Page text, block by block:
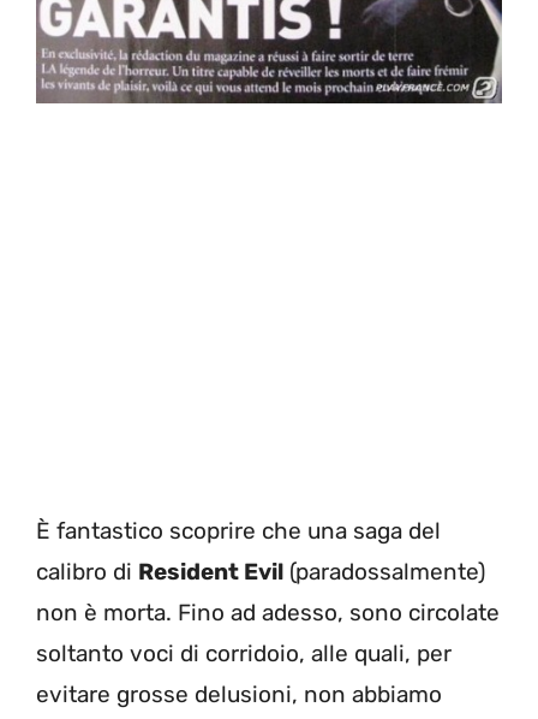
È fantastico scoprire che una saga del
calibro di Resident Evil (paradossalmente)
non è morta. Fino ad adesso, sono circolate
soltanto voci di corridoio, alle quali, per
evitare grosse delusioni, non abbiamo